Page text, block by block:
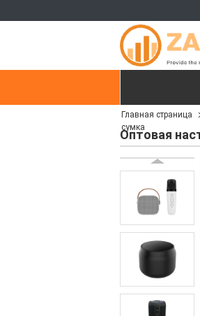
контактные
Главная страница
сумка
Оптовая